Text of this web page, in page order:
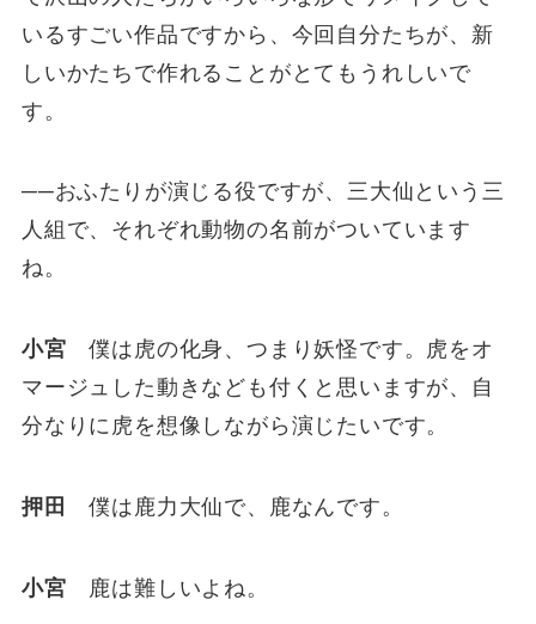
いるすごい作品ですから、今回自分たちが、新
しいかたちで作れることがとてもうれしいで
す。
──おふたりが演じる役ですが、三大仙という三
人組で、それぞれ動物の名前がついています
ね。
小宮 僕は虎の化身、つまり妖怪です。虎をオ
マージュした動きなども付くと思いますが、自
分なりに虎を想像しながら演じたいです。
押田 僕は鹿力大仙で、鹿なんです。
小宮 鹿は難しいよね。